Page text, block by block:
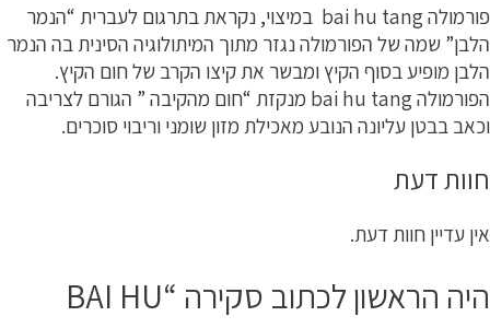
פורמולה bai hu tang במיצוי, נקראת בתרגום לעברית “הנמר
הלבן” שמה של הפורמולה נגזר מתוך המיתולוגיה הסינית בה הנמר
הלבן מופיע בסוף הקיץ ומבשר את קיצו הקרב של חום הקיץ.
הפורמולה bai hu tang מנקזת “חום מהקיבה ” הגורם לצריבה
וכאב בבטן עליונה הנובע מאכילת מזון שומני וריבוי סוכרים.
חוות דעת
אין עדיין חוות דעת.
היה הראשון לכתוב סקירה “BAI HU